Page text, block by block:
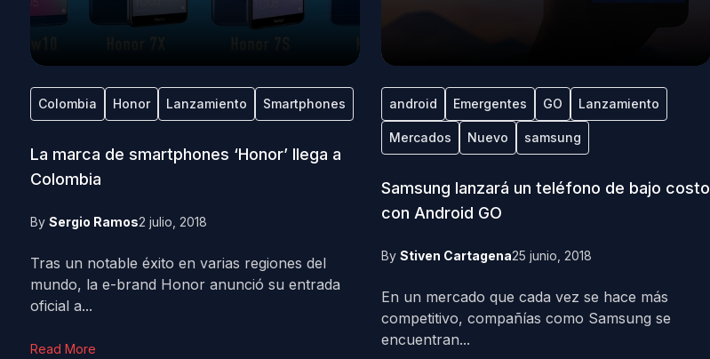
Colombia Honor Lanzamiento Smartphones
La marca de smartphones ‘Honor’ llega a
Colombia
By Sergio Ramos2 julio, 2018
Tras un notable éxito en varias regiones del
mundo, la e-brand Honor anunció su entrada
oficial a...
Read More
android Emergentes GO Lanzamiento
Mercados Nuevo samsung
Samsung lanzará un teléfono de bajo costo
con Android GO
By Stiven Cartagena25 junio, 2018
En un mercado que cada vez se hace más
competitivo, compañías como Samsung se
encuentran...